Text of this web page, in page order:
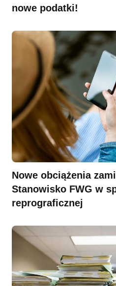
nowe podatki!
Nowe obciążenia
Stanowisko FWG w
reprograficznej